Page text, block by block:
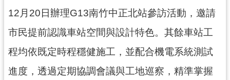
覽
市
政
箱
12月20日辦理G13南竹中正北站參訪活動，邀請
市民提前認識車站空間與設計特色。其餘車站工
程均依既定時程穩健施工，並配合機電系統測試
進度，透過定期協調會議與工地巡察，精準掌握